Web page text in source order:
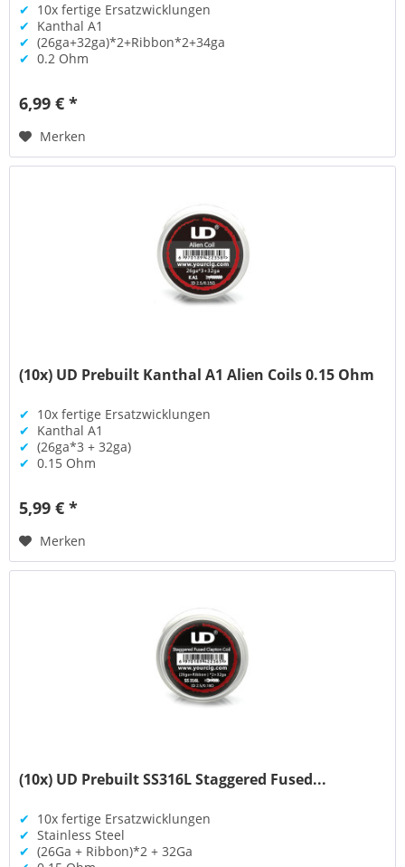
✔ 10x fertige Ersatzwicklungen
✔ Kanthal A1
✔ (26ga+32ga)*2+Ribbon*2+34ga
✔ 0.2 Ohm
6,99 € *
Merken
(10x) UD Prebuilt Kanthal A1 Alien Coils 0.15 Ohm
✔ 10x fertige Ersatzwicklungen
✔ Kanthal A1
✔ (26ga*3 + 32ga)
✔ 0.15 Ohm
5,99 € *
Merken
(10x) UD Prebuilt SS316L Staggered Fused...
✔ 10x fertige Ersatzwicklungen
✔ Stainless Steel
✔ (26Ga + Ribbon)*2 + 32Ga